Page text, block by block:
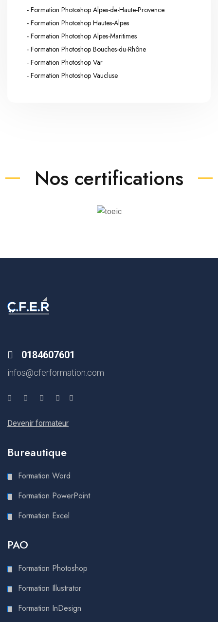
- Formation Photoshop Alpes-de-Haute-Provence
- Formation Photoshop Hautes-Alpes
- Formation Photoshop Alpes-Maritimes
- Formation Photoshop Bouches-du-Rhône
- Formation Photoshop Var
- Formation Photoshop Vaucluse
Nos certifications
0184607601
infos@cferformation.com
Devenir formateur
Bureautique
Formation Word
Formation PowerPoint
Formation Excel
PAO
Formation Photoshop
Formation Illustrator
Formation InDesign